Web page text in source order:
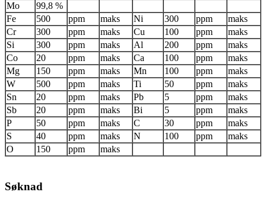
Mo
99,8 %
Fe
500 ppm maks Ni 300 ppm
maks
Cr
300 ppm maks Cu 100 ppm
maks
Si
300 ppm maks Al 200 ppm
maks
Co
20 ppm maks Ca 100 ppm
maks
Mg
150 ppm maks Mn 100 ppm
maks
W
500 ppm maks Ti 50 ppm
maks
Sn
20 ppm maks Pb 5 ppm
maks
Sb
20 ppm maks Bi 5 ppm
maks
P
50 ppm maks C 30 ppm
maks
S
40 ppm maks N 100 ppm
maks
O
150 ppm maks
Søknad